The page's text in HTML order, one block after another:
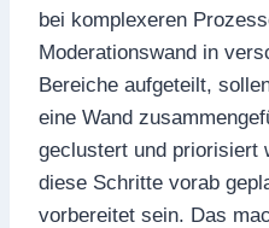
bei komplexeren
Moderationswand in
Bereiche aufgeteilt,
eine Wand
geclustert und priorisiert
diese Schritte vorab
vorbereitet sein. Das